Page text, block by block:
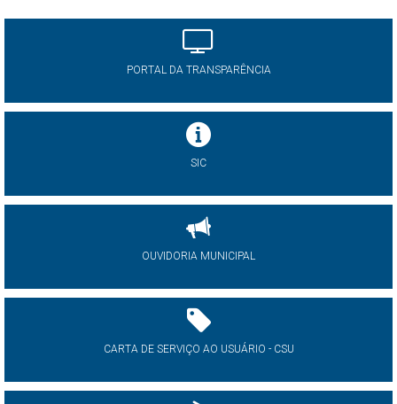
PORTAL DA TRANSPARÊNCIA
SIC
OUVIDORIA MUNICIPAL
CARTA DE SERVIÇO AO USUÁRIO - CSU